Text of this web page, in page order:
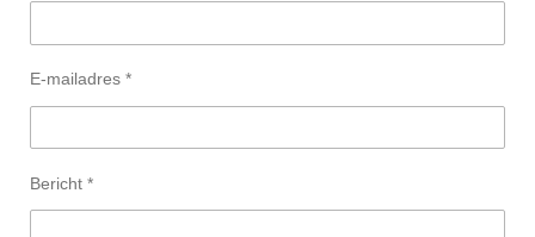
E-mailadres *
Bericht *